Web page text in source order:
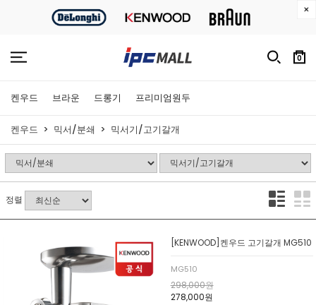
0
켄우드 브라운 드롱기 프리미엄원두
켄우드 믹서/분쇄 믹서기/고기갈개
정렬
[KENWOOD]켄우드 고기갈개 MG510
MG510
298,000원
278,000원